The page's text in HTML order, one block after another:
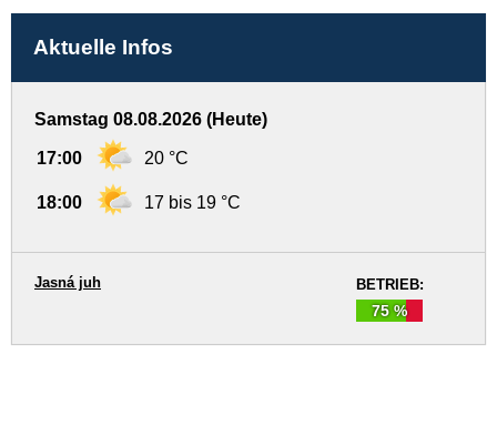
Aktuelle Infos
Samstag 08.08.2026 (Heute)
17:00 20 °C
18:00 17 bis 19 °C
BETRIEB:
75 %
Jasná juh